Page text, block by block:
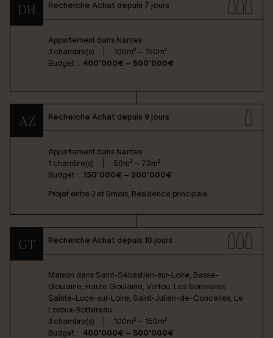
DH Recherche Achat depuis 7 jours
Appartement dans Nantes
3 chambre(s)
100m² – 150m²
Budget :
400'000€ – 500'000€
AZ Recherche Achat depuis 9 jours
Appartement dans Nantes
1 chambre(s)
50m² – 70m²
Budget :
150'000€ – 200'000€
Projet entre 3 et 6mois, Résidence principale
GT Recherche Achat depuis 10 jours
Maison dans Saint-Sébastien-sur-Loire, Basse-
Goulaine, Haute Goulaine, Vertou, Les Sorinières,
Sainte-Luce-sur-Loire, Saint-Julien-de-Concelles, Le
Loroux-Bottereau
3 chambre(s)
100m² – 150m²
Budget :
400'000€ – 500'000€